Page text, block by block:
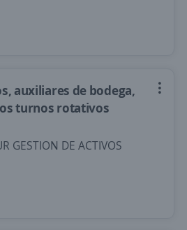
auxiliares de bodega,
turnos rotativos
GESTION DE ACTIVOS